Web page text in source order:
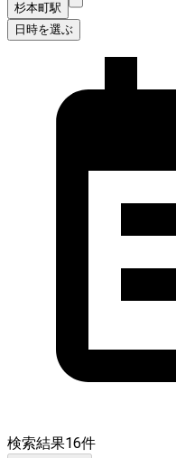
杉本町駅
日時を選ぶ
検索結果16件